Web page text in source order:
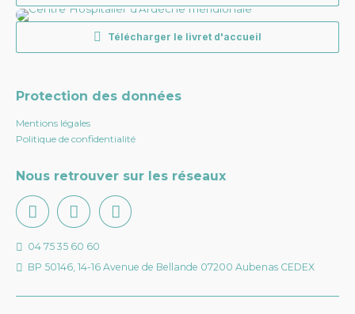
Télécharger le livret d'accueil
Protection des données
Mentions légales
Politique de confidentialité
Nous retrouver sur les réseaux
04 75 35 60 60
BP 50146, 14-16 Avenue de Bellande 07200 Aubenas CEDEX